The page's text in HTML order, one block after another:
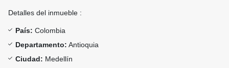
Detalles del inmueble :
País: Colombia
Departamento: Antioquia
Ciudad: Medellín